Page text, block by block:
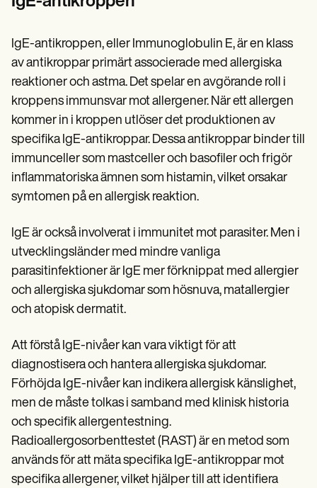
Training Hub
Webinars
Switch to Carepatron
Become a Partner
Pricing
Why Carepatron?
Get started
IgE-antikroppen, eller Immunoglobulin E, är en klass
av antikroppar primärt associerade med allergiska
reaktioner och astma. Det spelar en avgörande roll i
kroppens immunsvar mot allergener. När ett allergen
kommer in i kroppen utlöser det produktionen av
specifika IgE-antikroppar. Dessa antikroppar binder till
immunceller som mastceller och basofiler och frigör
inflammatoriska ämnen som histamin, vilket orsakar
symtomen på en allergisk reaktion.
IgE är också involverat i immunitet mot parasiter. Men i
utvecklingsländer med mindre vanliga
parasitinfektioner är IgE mer förknippat med allergier
och allergiska sjukdomar som hösnuva, matallergier
och atopisk dermatit.
Att förstå IgE-nivåer kan vara viktigt för att
diagnostisera och hantera allergiska sjukdomar.
Förhöjda IgE-nivåer kan indikera allergisk känslighet,
men de måste tolkas i samband med klinisk historia
och specifik allergentestning.
Radioallergosorbenttestet (RAST) är en metod som
används för att mäta specifika IgE-antikroppar mot
specifika allergener, vilket hjälper till att identifiera